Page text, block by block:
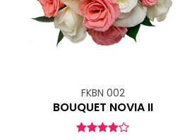
FKBN 002
BOUQUET NOVIA II